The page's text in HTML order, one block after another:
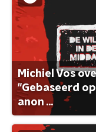
Michiel Vos
"Gebaseerd
anon ...